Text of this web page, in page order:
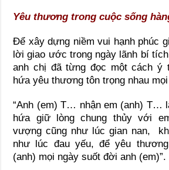
Yêu thương trong cuộc sống
Để xây dựng niềm vui hạnh phúc
lời giao ước trong ngày lãnh bí
anh chị đã từng đọc một cách
hứa yêu thương tôn trọng nhau
“Anh (em) T… nhận em (anh) T…
hứa giữ lòng chung thủy với
vượng cũng như lúc gian nan,
như lúc đau yếu, để yêu
(anh) mọi ngày suốt đời anh (em)”.